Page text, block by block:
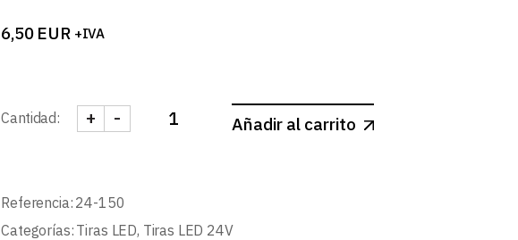
6,50 EUR +IVA
Cantidad: TIRA 24V BASIC 4,8W/m 60LED/m SMD2835 IP20
-
+ Añadir al carrito
Referencia: 24-150
Categorías: Tiras LED, Tiras LED 24V